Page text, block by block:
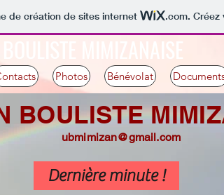
de création de sites internet .com. Créez
MIMIZANAISE
Photos Bénévolat
BOULISTE
ubmimizan@gmail.com
Dernière minute !